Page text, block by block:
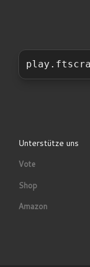
Unterstütze uns
Vote
Shop
Amazon